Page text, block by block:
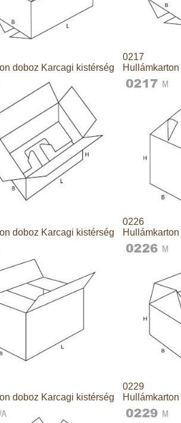
doboz Karcagi kistérség
0217
doboz Karcagi kistérség
0226
doboz Karcagi kistérség
0229